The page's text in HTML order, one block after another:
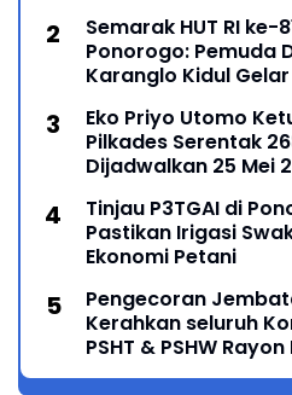
Semarak HUT RI ke-
Ponorogo: Pemuda
Karanglo Kidul
Eko Priyo Utomo
Pilkades Serentak
Dijadwalkan 25 Mei
Tinjau P3TGAI di
Pastikan Irigasi
Ekonomi Petani
Pengecoran
Kerahkan seluruh
PSHT & PSHW